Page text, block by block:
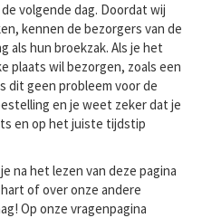
volgende dag. Doordat wij
kennen de bezorgers van de
als hun broekzak. Als je het
plaats wil bezorgen, zoals een
dit geen probleem voor de
en je weet zeker dat je
en op het juiste tijdstip
na het lezen van deze pagina
of over onze andere
Op onze vragenpagina